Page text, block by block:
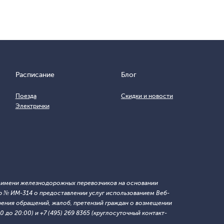
Расписание
Поезда
Электрички
Блог
Скидки и новости
железнодорожных перевозчиков на основании
ИМ-314 о предоставлении услуг использованием Веб-
обращений, жалоб, претензий граждан о возмещении
до 20:00) и +7 (495) 269 8365 (круглосуточный контакт-